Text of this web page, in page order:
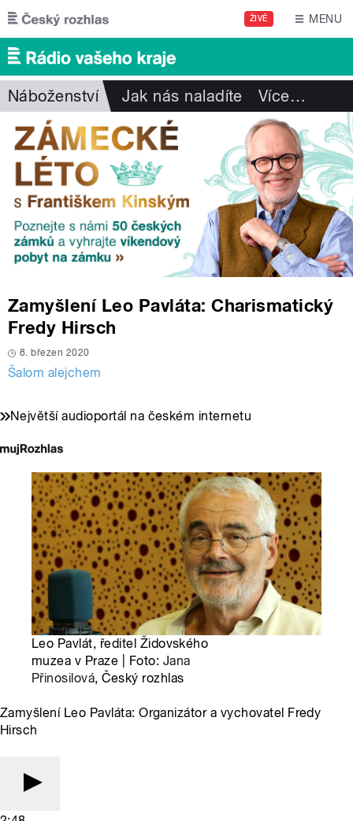
Přejít k hlavnímu obsahu
ŽIVĚ MENU
Náboženství Jak nás naladíte Více…
Zamyšlení Leo Pavláta: Charismatický
Fredy Hirsch
8. březen 2020
Šalom alejchem
Největší audioportál na českém internetu
Leo Pavlát, ředitel Židovského
muzea v Praze | Foto: Jana
Přinosilová, Český rozhlas
Zamyšlení Leo Pavláta: Organizátor a vychovatel Fredy
Hirsch